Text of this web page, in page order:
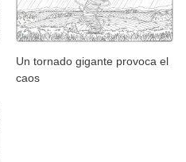
Un tornado gigante provoca el
caos